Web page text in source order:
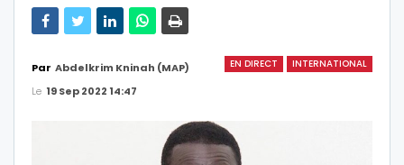
EN DIRECT INTERNATIONAL
Par Abdelkrim Kninah (MAP)
Le 19 Sep 2022 14:47